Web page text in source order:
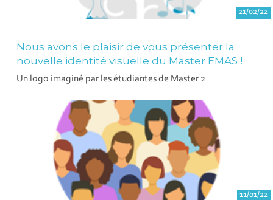
21/02/22
Nous avons le plaisir de vous présenter la
nouvelle identité visuelle du Master EMAS !
Un logo imaginé par les étudiantes de Master 2
11/01/22